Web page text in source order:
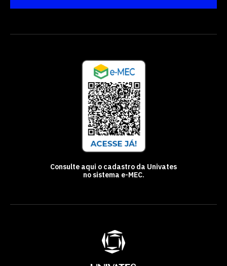
Consulte aqui o cadastro da Univates
no sistema e-MEC.